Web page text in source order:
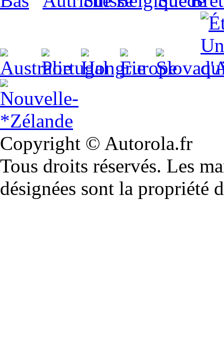
Copyright © Autorola.fr
Tous droits réservés. Les
désignées sont la propriété